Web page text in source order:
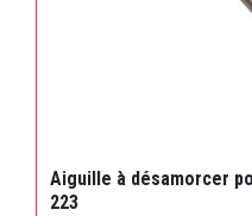
Aiguille à désamorcer
223